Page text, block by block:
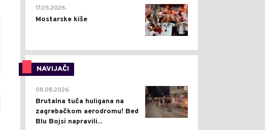
0
17.05.2026.
Mostarske kiše
NAVIJAČI
0
08.08.2026.
Brutalna tuča huligana na
zagrebačkom aerodromu! Bed
Blu Bojsi napravili...